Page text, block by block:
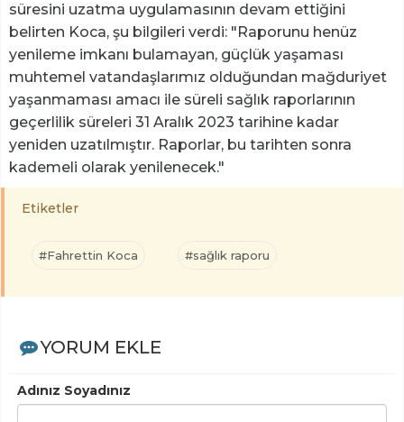
süresini uzatma uygulamasının devam ettiğini
belirten Koca, şu bilgileri verdi: "Raporunu henüz
yenileme imkanı bulamayan, güçlük yaşaması
muhtemel vatandaşlarımız olduğundan mağduriyet
yaşanmaması amacı ile süreli sağlık raporlarının
geçerlilik süreleri 31 Aralık 2023 tarihine kadar
yeniden uzatılmıştır. Raporlar, bu tarihten sonra
kademeli olarak yenilenecek."
Etiketler
#Fahrettin Koca #sağlık raporu
YORUM EKLE
Adınız Soyadınız